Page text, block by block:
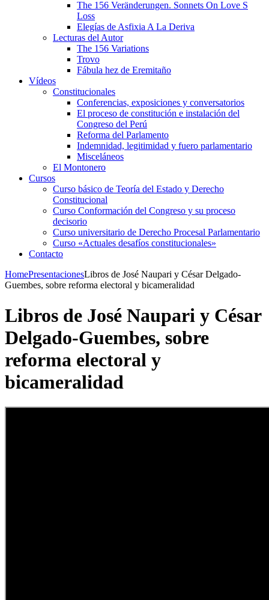
The 156 Veränderungen. Sonnets On Love S
Loss
Elegías de Asfixia A La Deriva
Lecturas del Autor
The 156 Variations
Trovo
Fábula hez de Eremitaño
Vídeos
Constitucionales
Conferencias, exposiciones y conversatorios
El proceso de constitución e instalación del
Congreso del Perú
Reforma del Parlamento
Indemnidad, legitimidad y fuero parlamentario
Misceláneos
El Montonero
Cursos
Curso básico de Teoría del Estado y Derecho
Constitucional
Curso Conformación del Congreso y su proceso
decisorio
Curso universitario de Derecho Procesal Parlamentario
Curso «Actuales desafíos constitucionales»
Contacto
HomePresentacionesLibros de José Naupari y César Delgado-
Guembes, sobre reforma electoral y bicameralidad
Libros de José Naupari y César
Delgado-Guembes, sobre
reforma electoral y
bicameralidad